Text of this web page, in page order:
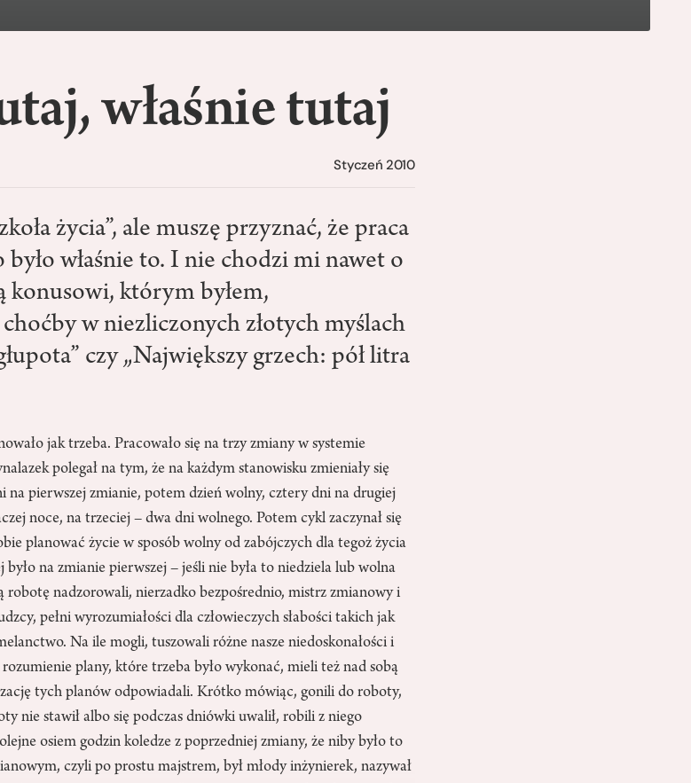
właśnie tutaj
Styczeń 2010
życia”, ale muszę przyznać, że praca
właśnie to. I nie chodzi mi nawet o
konusowi, którym byłem,
w niezliczonych złotych myślach
czy „Największy grzech: pół litra
jak trzeba. Pracowało się na trzy zmiany w systemie
polegał na tym, że na każdym stanowisku zmieniały się
na pierwszej zmianie, potem dzień wolny, cztery dni na drugiej
noce, na trzeciej – dwa dni wolnego. Potem cykl zaczynał się
planować życie w sposób wolny od zabójczych dla tegoż życia
na zmianie pierwszej – jeśli nie była to niedziela lub wolna
robotę nadzorowali, nierzadko bezpośrednio, mistrz zmianowy i
pełni wyrozumiałości dla człowieczych słabości takich jak
Na ile mogli, tuszowali różne nasze niedoskonałości i
plany, które trzeba było wykonać, mieli też nad sobą
tych planów odpowiadali. Krótko mówiąc, gonili do roboty,
nie stawił albo się podczas dniówki uwalił, robili z niego
osiem godzin koledze z poprzedniej zmiany, że niby było to
czyli po prostu majstrem, był młody inżynierek, nazywał